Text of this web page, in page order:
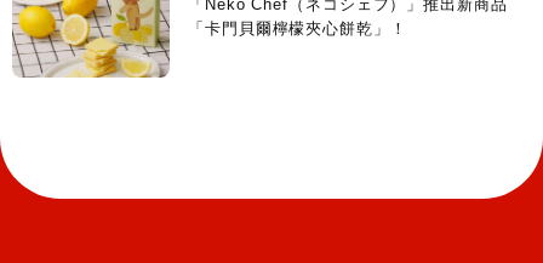
「Neko Chef（ネコシェフ）」推出新商品
「卡門貝爾檸檬夾心餅乾」！